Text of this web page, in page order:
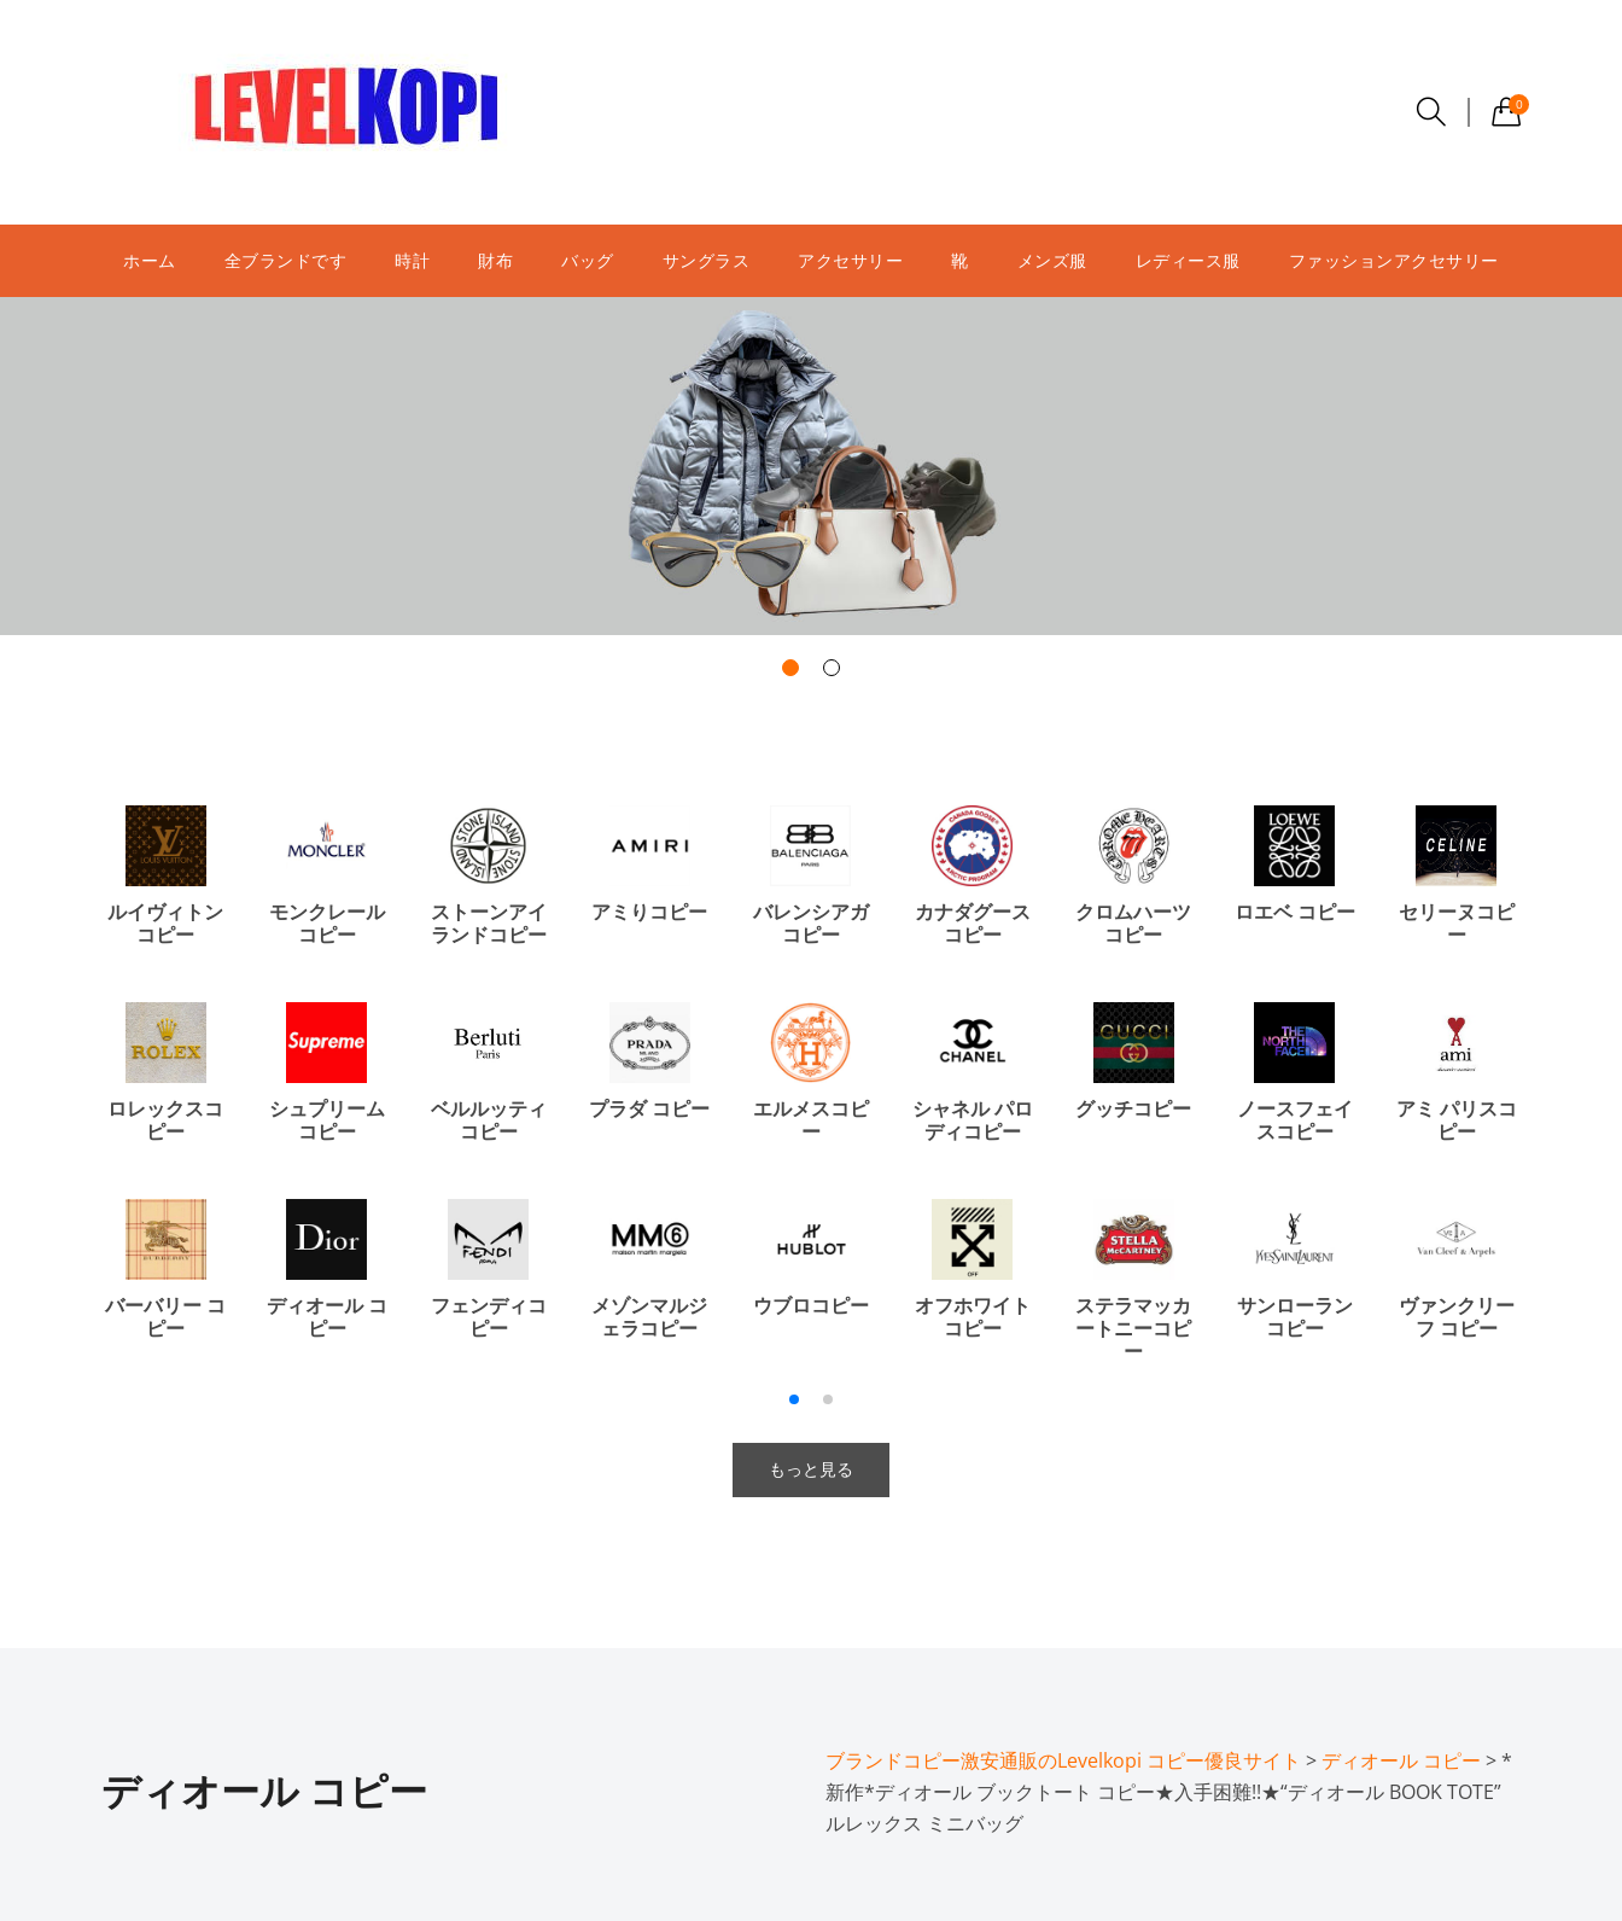
0
ホーム 全ブランドです 時計 財布 バッグ サングラス アクセサリー 靴 メンズ服 レディース服 ファッションアクセサリー
ルイヴィトン
コピー
モンクレール
コピー
ストーンアイ
ランドコピー
アミりコピー
バレンシアガ
コピー
カナダグース
コピー
クロムハーツ
コピー
ロエベ コピー
セリーヌコピ
ー
ロレックスコ
ピー
シュプリーム
コピー
ベルルッティ
コピー
プラダ コピー
エルメスコピ
ー
シャネル パロ
ディコピー
グッチコピー
ノースフェイ
スコピー
アミ パリスコ
ピー
バーバリー コ
ピー
ディオール コ
ピー
フェンディコ
ピー
メゾンマルジ
ェラコピー
ウブロコピー
オフホワイト
コピー
ステラマッカ
ートニーコピ
ー
サンローラン
コピー
ヴァンクリー
フ コピー
もっと見る
ディオール コピー
ブランドコピー激安通販のLevelkopi コピー優良サイト > ディオール コピー > *
新作*ディオール ブックトート コピー★入手困難!!★“ディオール BOOK TOTE”
ルレックス ミニバッグ